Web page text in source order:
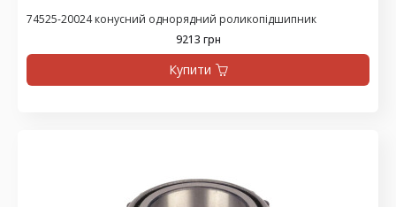
74525-20024 конусний однорядний роликопідшипник
9213 грн
Купити